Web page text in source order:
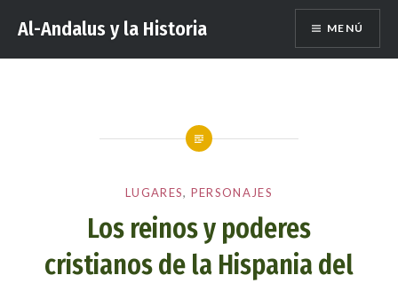
contenido
Al-Andalus y la Historia MENÚ
LUGARES, PERSONAJES
Los reinos y poderes
cristianos de la Hispania del